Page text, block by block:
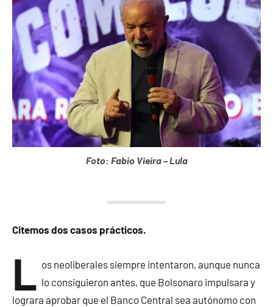
Foto: Fabio Vieira – Lula
Citemos dos casos prácticos.
L os neoliberales siempre intentaron, aunque nunca
lo consiguieron antes, que Bolsonaro impulsara y
lograra aprobar que el Banco Central sea autónomo con